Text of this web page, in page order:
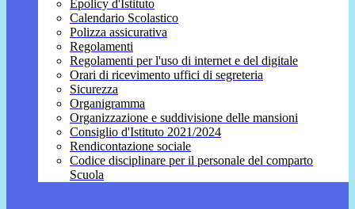
Epolicy d'Istituto
Calendario Scolastico
Polizza assicurativa
Regolamenti
Regolamenti per l'uso di internet e del digitale
Orari di ricevimento uffici di segreteria
Sicurezza
Organigramma
Organizzazione e suddivisione delle mansioni
Consiglio d'Istituto 2021/2024
Rendicontazione sociale
Codice disciplinare per il personale del comparto
Scuola